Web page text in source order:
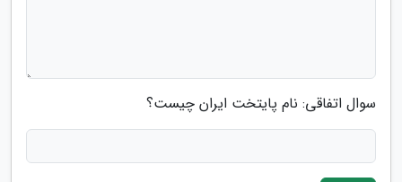
سوال اتفاقی: نام پایتخت ایران چیست؟